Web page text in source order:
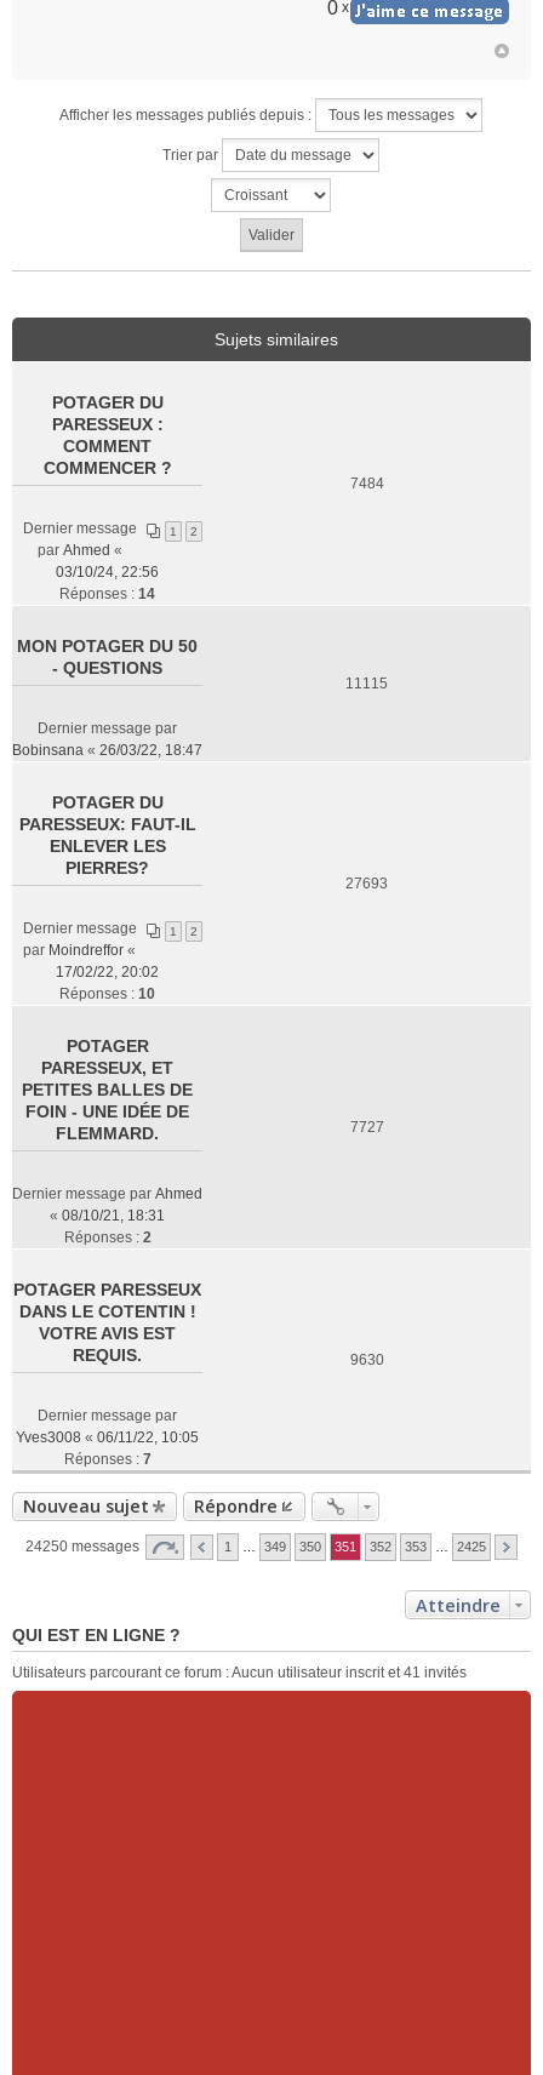
0 x
Afficher les messages publiés depuis :
Trier par
Sujets similaires
POTAGER DU
PARESSEUX :
COMMENT
COMMENCER ?
1 2
Dernier message
par Ahmed «
03/10/24, 22:56
Réponses : 14
7484
MON POTAGER DU 50
- QUESTIONS
Dernier message par
Bobinsana « 26/03/22, 18:47
11115
POTAGER DU
PARESSEUX: FAUT-IL
ENLEVER LES
PIERRES?
1 2
Dernier message
par Moindreffor «
17/02/22, 20:02
Réponses : 10
27693
POTAGER
PARESSEUX, ET
PETITES BALLES DE
FOIN - UNE IDÉE DE
FLEMMARD.
Dernier message par Ahmed
« 08/10/21, 18:31
Réponses : 2
7727
POTAGER PARESSEUX
DANS LE COTENTIN !
VOTRE AVIS EST
REQUIS.
Dernier message par
Yves3008 « 06/11/22, 10:05
Réponses : 7
9630
Nouveau sujet Répondre
24250 messages 1 … 349 350 351 352 353 … 2425
Atteindre
QUI EST EN LIGNE ?
Utilisateurs parcourant ce forum : Aucun utilisateur inscrit et 41 invités